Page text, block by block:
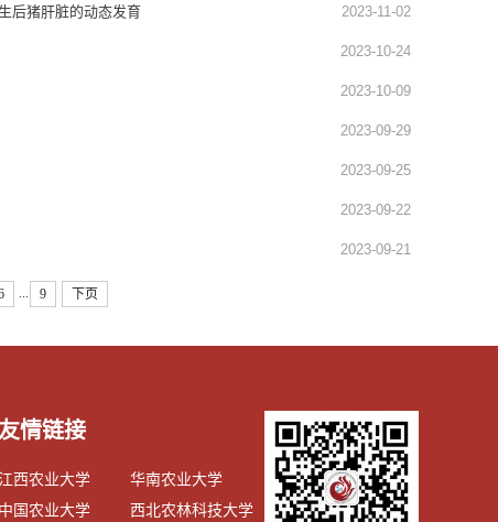
后猪肝脏的动态发育 2023-11-02
2023-10-24
2023-10-09
2023-09-29
2023-09-25
2023-09-22
2023-09-21
9 下页
友情链接
西农业大学
中国农业大学
华南农业大学
西北农林科技大学